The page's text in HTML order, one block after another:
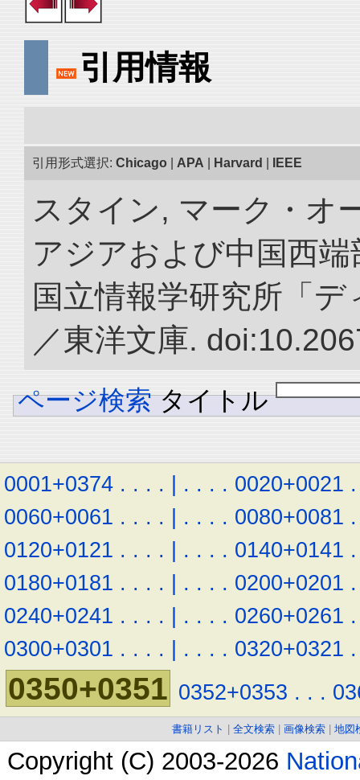
引用情報
引用形式選択: Chicago APA Harvard IEEE
スタイン, マーク・オ
アジアおよび中国西
国立情報学研究所「
／東洋文庫.
ページ検索 タイトル
0001+0374 . . . . | . . . . 0020+0021 .
0060+0061 . . . . | . . . . 0080+0081 .
0120+0121 . . . . | . . . . 0140+0141 .
0180+0181 . . . . | . . . . 0200+0201 .
0240+0241 . . . . | . . . . 0260+0261 .
0300+0301 . . . . | . . . . 0320+0321 .
0350+0351 0352+0353 . . .
書籍リスト 全文検索 画像検索 地図
Copyright (C) 2003-2026